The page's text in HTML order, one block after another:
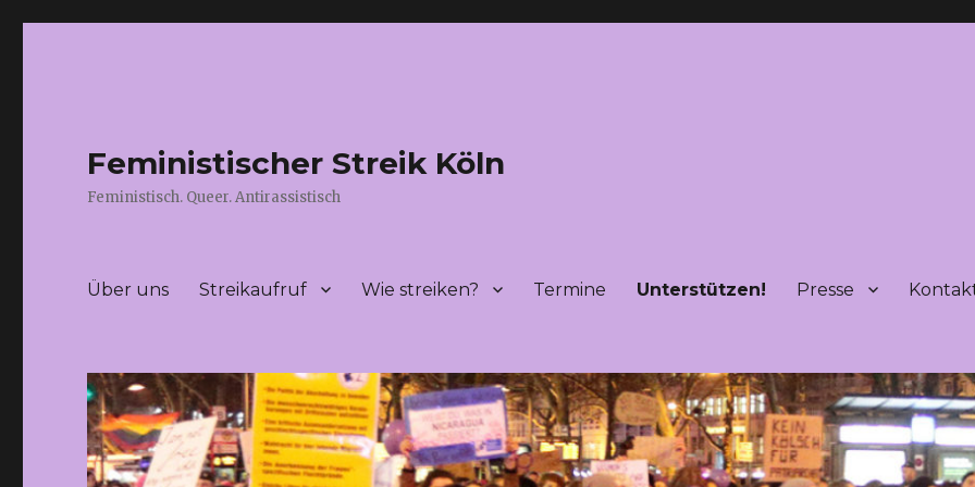
Feministischer Streik Köln
Feministisch. Queer. Antirassistisch
Über uns Streikaufruf Wie streiken? Termine Unterstützen! Presse